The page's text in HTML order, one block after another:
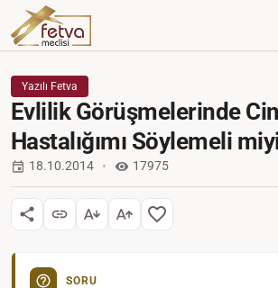
Yazılı Fetva
Evlilik Görüşmelerinde
Hastalığımı Söylemeli
18.10.2014 17975
SORU